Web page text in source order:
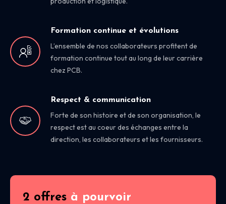
Formation continue et évolutions
L’ensemble de nos collaborateurs profitent de
formation continue tout au long de leur carrière
chez PCB.
Respect & communication
Forte de son histoire et de son organisation, le
respect est au coeur des échanges entre la
direction, les collaborateurs et les fournisseurs.
2 offres à pourvoir